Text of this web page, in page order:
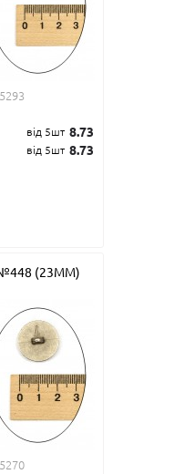
від 5шт 8.73
від 5шт 8.73
(23ММ)